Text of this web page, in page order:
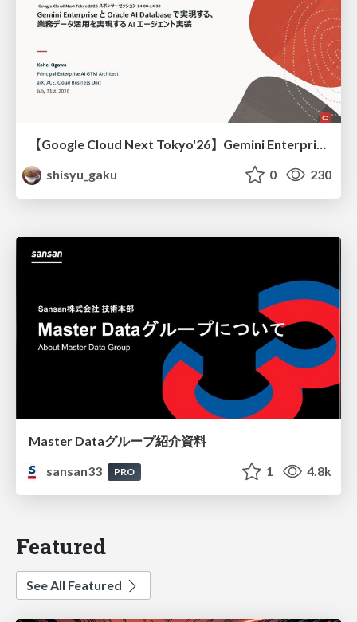
【Google Cloud Next Tokyo'26】Gemini Enterprise と Oracle AI Database で実現する、 業務データ活用を実現する AI エージェント実装
shisyu_gaku
0 230
Master Dataグループ紹介資料
sansan33
PRO 1 4.8k
Featured
See All Featured